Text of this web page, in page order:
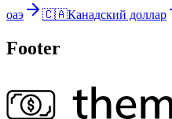
оаэ
🇨🇦Канадский доллар
Footer